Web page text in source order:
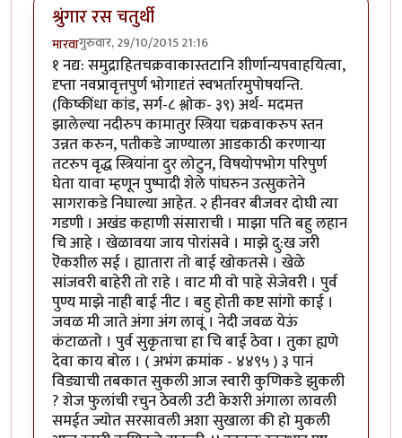
श्रुंगार रस चतुर्थी
मारवागुरुवार, 29/10/2015 21:16
१ नद्य: समुद्राहितचक्रवाकास्तटानि शीर्णान्यपवाहयित्वा,
दृप्ता नवप्रावृत्तपुर्ण भोगादृतं स्वभर्तारमुपोषयन्ति.
(किष्कींधा कांड, सर्ग-८ श्लोक- ३९) अर्थ- मदमत्त
झालेल्या नदीरुप कामातुर स्त्रिया चक्रवाकरुप स्तन
उन्नत करुन, पतीकडे जाण्याला आडकाठी करणा‍र्‍या
तटरुप वृद्ध स्त्रियांना दुर लोटुन, विषयोपभोग परिपुर्ण
घेता यावा म्हणून पुष्पादी शेले पांघरुन उत्सुकतेने
सागराकडे निघाल्या आहेत. २ हीनवर बीजवर दोघी त्या
गडणी । अखंड कहाणी संसाराची । माझा पति बहु लहान
चि आहे । खेळावया जाय पोरांसवे । माझे दु:ख जरी
ऎकशील सई । ह्यातारा तो बाई खोकतसे । खेळे
सांजवरी बाहेरी तो राहे । वाट मी वो पाहे सेजेवरी । पुर्व
पुण्य माझे नाही बाई नीट । बहु होती कष्ट सांगो काई ।
जवळ मी जाते अंगा अंग लावूं । नेदी जवळ येऊं
कंटाळतो । पुर्व सुकृताचा हा चि बाई ठेवा । तुका ह्यणे
देवा काय बोल । ( अभंग क्रमांक - ४४९५ ) ३ पानं
विड्याची तबकात सुकली आज स्वारी कुणिकडे झुकली
? शेज फुलांची रचुन ठेवली उटी केशरी अंगाला लावली
समईत ज्योत सरसावली अशा सुखाला की हो मुकली